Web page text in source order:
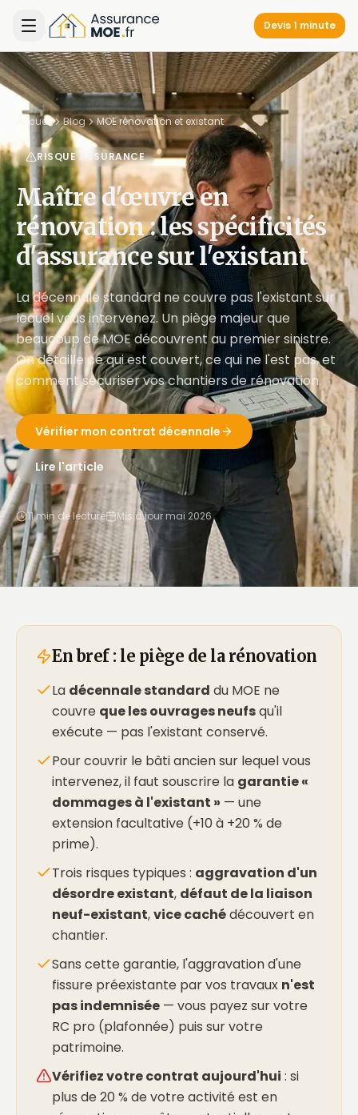
Devis 1 minute
Accueil Blog MOE rénovation et existant
RISQUE ASSURANCE
Maître d'œuvre en
rénovation : les spécificités
d'assurance sur l'existant
La décennale standard ne couvre pas l'existant sur
lequel vous intervenez. Un piège majeur que
beaucoup de MOE découvrent au premier sinistre.
On détaille ce qui est couvert, ce qui ne l'est pas, et
comment sécuriser vos chantiers de rénovation.
Vérifier mon contrat décennale
Lire l'article
11 min de lecture Mis à jour mai 2026
En bref : le piège de la rénovation
La décennale standard du MOE ne
couvre que les ouvrages neufsqu'il
exécute — pas l'existant conservé.
Pour couvrir le bâti ancien sur lequel vous
intervenez, il faut souscrire la garantie «
dommages à l'existant » — une
extension facultative (+10 à +20 % de
prime).
Trois risques typiques : aggravation d'un
désordre existant, défaut de la liaison
neuf-existant,vice cachédécouvert en
chantier.
Sans cette garantie, l'aggravation d'une
fissure préexistante par vos travaux n'est
pas indemnisée — vous payez sur votre
RC pro (plafonnée) puis sur votre
patrimoine.
Vérifiez votre contrat aujourd'hui : si
plus de 20 % de votre activité est en